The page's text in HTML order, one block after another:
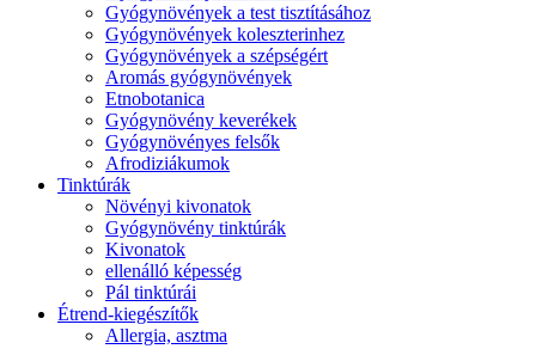
Gyógynövények a test tisztításához
Gyógynövények koleszterinhez
Gyógynövények a szépségért
Aromás gyógynövények
Etnobotanica
Gyógynövény keverékek
Gyógynövényes felsők
Afrodiziákumok
Tinktúrák
Növényi kivonatok
Gyógynövény tinktúrák
Kivonatok
ellenálló képesség
Pál tinktúrái
Étrend-kiegészítők
Allergia, asztma